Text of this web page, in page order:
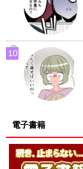
電子書籍